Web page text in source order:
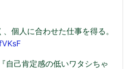
、個人に合わせた仕事を得る。
己肯定感の低いワタシちゃ